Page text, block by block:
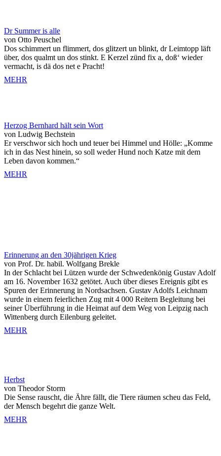
Dr Summer is alle
von Otto Peuschel
Dos schimmert un flimmert, dos glitzert un blinkt, dr Leimtopp läft
über, dos qualmt un dos stinkt. E Kerzel zünd fix a, doß‘ wieder
vermacht, is dä dos net e Pracht!
MEHR
Herzog Bernhard hält sein Wort
von Ludwig Bechstein
Er verschwor sich hoch und teuer bei Himmel und Hölle: „Komme
ich in das Nest hinein, so soll weder Hund noch Katze mit dem
Leben davon kommen.“
MEHR
Erinnerung an den 30jährigen Krieg
von Prof. Dr. habil. Wolfgang Brekle
In der Schlacht bei Lützen wurde der Schwedenkönig Gustav Adolf
am 16. November 1632 getötet. Auch über dieses Ereignis gibt es
Spuren der Erinnerung in Nordsachsen. Gustav Adolfs Leichnam
wurde in einem feierlichen Zug mit 4 000 Reitern Begleitung bei
seiner Überführung in die Heimat auf dem Weg von Leipzig nach
Wittenberg durch Eilenburg geleitet.
MEHR
Herbst
von Theodor Storm
Die Sense rauscht, die Ähre fällt, die Tiere räumen scheu das Feld,
der Mensch begehrt die ganze Welt.
MEHR